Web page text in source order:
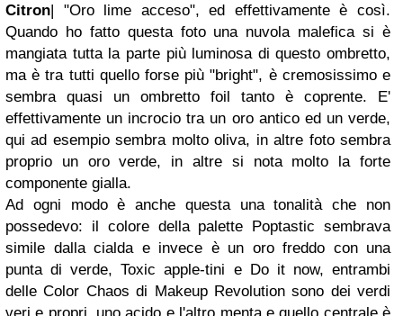
Citron| "Oro lime acceso", ed effettivamente è così.
Quando ho fatto questa foto una nuvola malefica si è
mangiata tutta la parte più luminosa di questo ombretto,
ma è tra tutti quello forse più "bright", è cremosissimo e
sembra quasi un ombretto foil tanto è coprente. E'
effettivamente un incrocio tra un oro antico ed un verde,
qui ad esempio sembra molto oliva, in altre foto sembra
proprio un oro verde, in altre si nota molto la forte
componente gialla.
Ad ogni modo è anche questa una tonalità che non
possedevo: il colore della palette Poptastic sembrava
simile dalla cialda e invece è un oro freddo con una
punta di verde, Toxic apple-tini e Do it now, entrambi
delle Color Chaos di Makeup Revolution sono dei verdi